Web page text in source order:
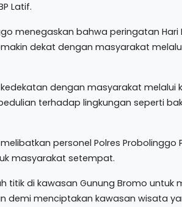
Latif.
menegaskan bahwa peringatan
dekat dengan masyarakat
dengan masyarakat
terhadap lingkungan seperti
personel Polres Probolinggo
masyarakat setempat.
titik di kawasan Gunung Bromo untuk
demi menciptakan kawasan wisata